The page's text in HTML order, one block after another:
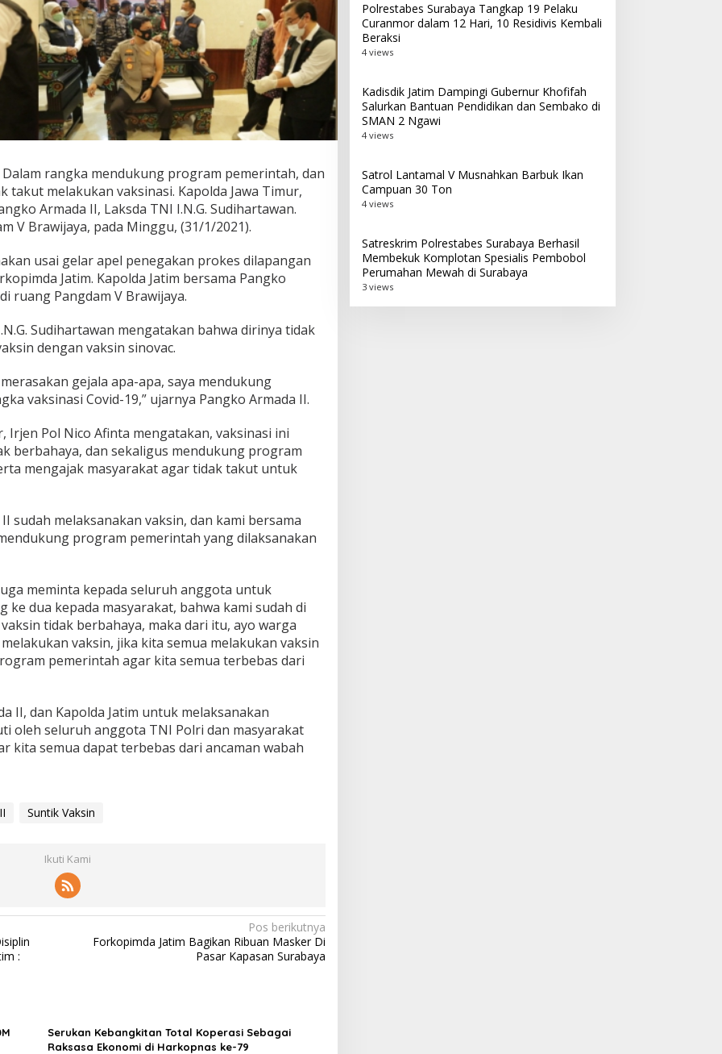
Dalam rangka mendukung program pemerintah, dan
takut melakukan vaksinasi. Kapolda Jawa Timur,
Armada II, Laksda TNI I.N.G. Sudihartawan.
V Brawijaya, pada Minggu, (31/1/2021).
usai gelar apel penegakan prokes dilapangan
Jatim. Kapolda Jatim bersama Pangko
ruang Pangdam V Brawijaya.
Sudihartawan mengatakan bahwa dirinya tidak
dengan vaksin sinovac.
gejala apa-apa, saya mendukung
vaksinasi Covid-19,” ujarnya Pangko Armada II.
Irjen Pol Nico Afinta mengatakan, vaksinasi ini
berbahaya, dan sekaligus mendukung program
mengajak masyarakat agar tidak takut untuk
sudah melaksanakan vaksin, dan kami bersama
program pemerintah yang dilaksanakan
meminta kepada seluruh anggota untuk
dua kepada masyarakat, bahwa kami sudah di
tidak berbahaya, maka dari itu, ayo warga
vaksin, jika kita semua melakukan vaksin
pemerintah agar kita semua terbebas dari
II, dan Kapolda Jatim untuk melaksanakan
oleh seluruh anggota TNI Polri dan masyarakat
kita semua dapat terbebas dari ancaman wabah
Suntik Vaksin
Ikuti Kami
:
Pos berikutnya
Forkopimda Jatim Bagikan Ribuan Masker Di
Pasar Kapasan Surabaya
Serukan Kebangkitan Total Koperasi Sebagai
Raksasa Ekonomi di Harkopnas ke-79
Polrestabes Surabaya Tangkap 19 Pelaku
Curanmor dalam 12 Hari, 10 Residivis Kembali
Beraksi
4 views
Kadisdik Jatim Dampingi Gubernur Khofifah
Salurkan Bantuan Pendidikan dan Sembako di
SMAN 2 Ngawi
4 views
Satrol Lantamal V Musnahkan Barbuk Ikan
Campuan 30 Ton
4 views
Satreskrim Polrestabes Surabaya Berhasil
Membekuk Komplotan Spesialis Pembobol
Perumahan Mewah di Surabaya
3 views